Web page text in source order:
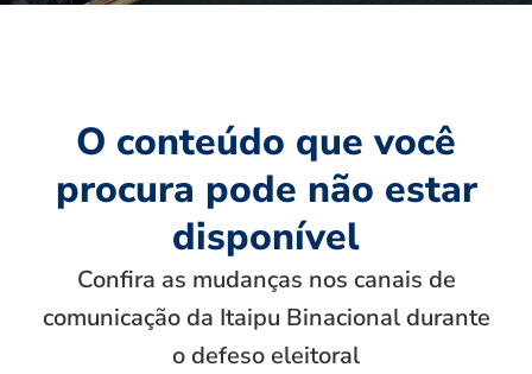
O conteúdo que você
procura pode não estar
disponível
Confira as mudanças nos canais de
comunicação da Itaipu Binacional durante
o defeso eleitoral